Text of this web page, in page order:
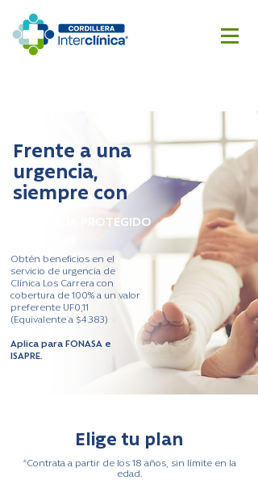
Frente a una
urgencia,
siempre con
Obtén beneficios en el
servicio de urgencia de
Clínica Los Carrera con
cobertura de 100% a un valor
preferente UF0,11
(Equivalente a $4.383)
Aplica para FONASA e
ISAPRE.
URGENCIA PROTEGIDO
Elige tu plan
*Contrata a partir de los 18 años, sin límite en la
edad.